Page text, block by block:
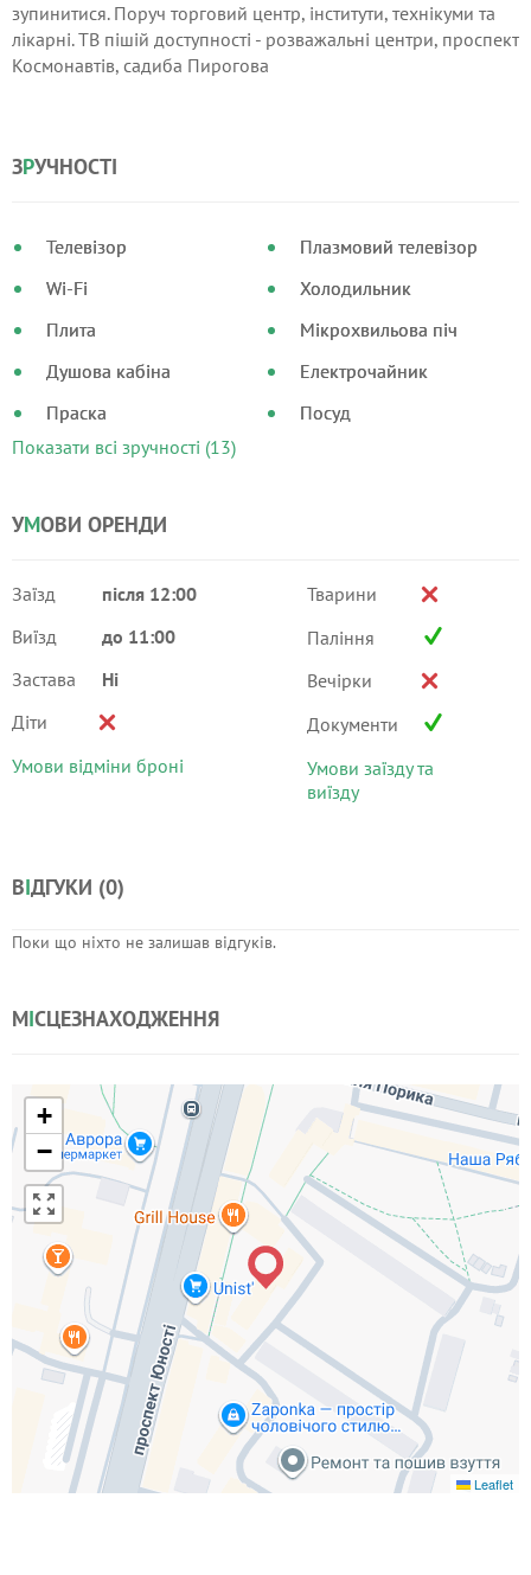
зупинитися. Поруч торговий центр, інститути, технікуми та
лікарні. ТВ пішій доступності - розважальні центри, проспект
Космонавтів, садиба Пирогова
ЗРУЧНОСТІ
Телевізор
Wi-Fi
Плита
Душова кабіна
Праска
Плазмовий телевізор
Холодильник
Мікрохвильова піч
Електрочайник
Посуд
Показати всі зручності (13)
УМОВИ ОРЕНДИ
Заїзд
після 12:00
Виїзд
до 11:00
Застава
Ні
Діти
Умови відміни броні
Тварини
Паління
Вечірки
Документи
Умови заїзду та
виїзду
ВІДГУКИ (0)
Поки що ніхто не залишав відгуків.
МІСЦЕЗНАХОДЖЕННЯ
+
−
Leaflet